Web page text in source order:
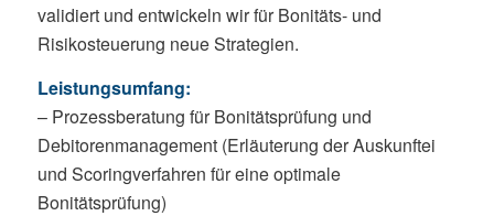
validiert und entwickeln wir für Bonitäts- und
Risikosteuerung neue Strategien.
Leistungsumfang:
– Prozessberatung für Bonitätsprüfung und
Debitorenmanagement (Erläuterung der Auskunftei
und Scoringverfahren für eine optimale
Bonitätsprüfung)